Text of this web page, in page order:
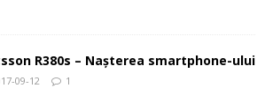
R380s – Naşterea smartphone-ului
09-12 1